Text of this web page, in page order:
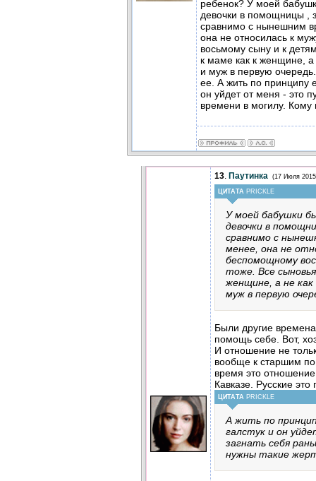
ребенок? У моей
девочки в помощницы ,
сравнимо с нынешним
она не относилась к
восьмому сыну и к
к маме как к женщине,
и муж в первую
ее. А жить по принципу
он уйдет от меня - это
времени в могилу.
13. Паутинка (17 Июля
ЦИТАТА PRICKLE
У моей бабушки
девочки в
сравнимо с
менее, она не
беспомощному
тоже. Все
женщине, а не как
муж в первую
Были другие
помощь себе. Вот,
И отношение не
вообще к старшим
время это
Кавказе. Русские
ЦИТАТА PRICKLE
А жить по
галстук и он
загнать себя
нужны такие